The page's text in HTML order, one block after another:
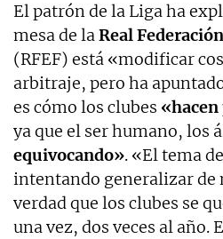
El patrón de la Liga ha
mesa de laReal
(RFEF) está «modificar
arbitraje, pero ha
es cómo los clubes
ya que el ser humano, los
equivocando». «El tema
intentando generalizar de
verdad que los clubes se
una vez, dos veces al año.